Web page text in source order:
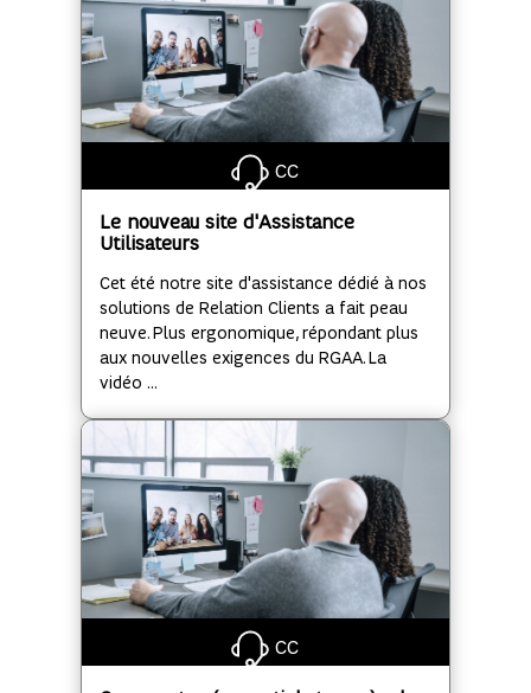
CC
Le nouveau site d'Assistance
Utilisateurs
Cet été notre site d'assistance dédié à nos
solutions de Relation Clients a fait peau
neuve. Plus ergonomique, répondant plus
aux nouvelles exigences du RGAA. La
vidéo ...
CC